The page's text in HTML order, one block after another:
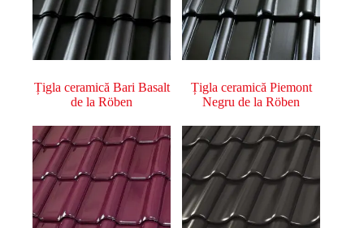
Țigla ceramică Bari Basalt
de la Röben
Țigla ceramică Piemont
Negru de la Röben